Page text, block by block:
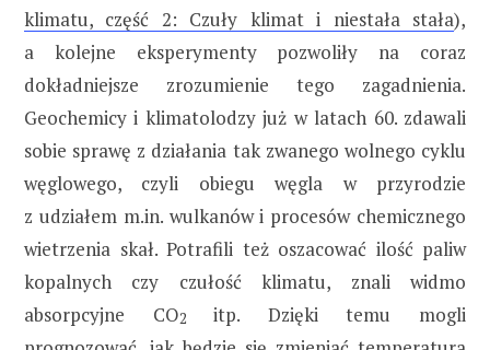
klimatu, część 2: Czuły klimat i niestała stała),
a kolejne eksperymenty pozwoliły na coraz
dokładniejsze zrozumienie tego zagadnienia.
Geochemicy i klimatolodzy już w latach 60. zdawali
sobie sprawę z działania tak zwanego wolnego cyklu
węglowego, czyli obiegu węgla w przyrodzie
z udziałem m.in. wulkanów i procesów chemicznego
wietrzenia skał. Potrafili też oszacować ilość paliw
kopalnych czy czułość klimatu, znali widmo
absorpcyjne CO2itp. Dzięki temu mogli